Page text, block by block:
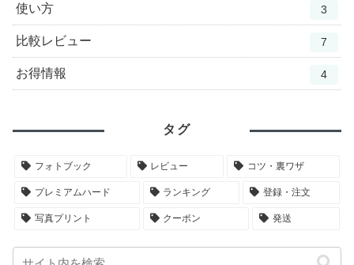
使い方 3
比較レビュー 7
お得情報 4
タグ
フォトブック レビュー コツ・裏ワザ
プレミアムハード ランキング 登録・注文
写真プリント クーポン 発送